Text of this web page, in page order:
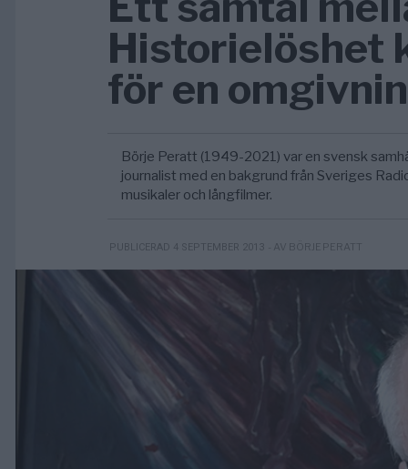
Historielöshet
för en
Börje Peratt (1949-2021) var en svensk
journalist med en bakgrund från Sveriges
musikaler och långfilmer.
PUBLICERAD 4 SEPTEMBER 2013 - AV BÖRJE PERATT